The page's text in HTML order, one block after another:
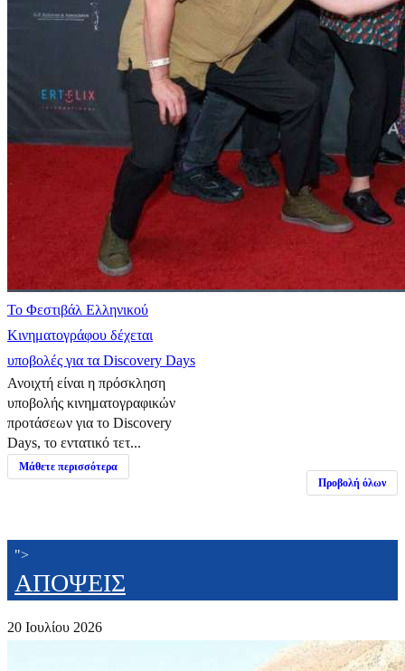
Το Φεστιβάλ Ελληνικού
Κινηματογράφου δέχεται
υποβολές για τα Discovery Days
Ανοιχτή είναι η πρόσκληση
υποβολής κινηματογραφικών
προτάσεων για το Discovery
Days, το εντατικό τετ...
Μάθετε περισσότερα
Προβολή όλων
">
ΑΠΟΨΕΙΣ
20 Ιουλίου 2026